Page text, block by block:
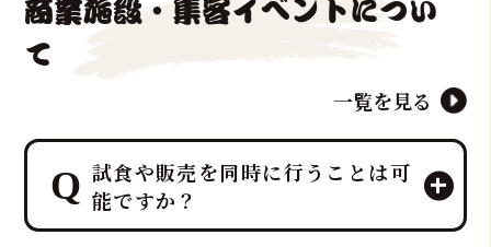
商業施設・集客イベントについ
て
一覧を見る
試食や販売を同時に行うことは可
能ですか？